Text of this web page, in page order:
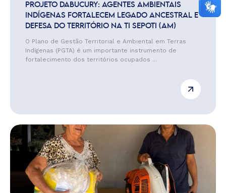
PROJETO DABUCURY: AGENTES AMBIENTAIS
INDÍGENAS FORTALECEM LEGADO ANCESTRAL E
DEFESA DO TERRITÓRIO NA TI SEPOTI (AM)
O Plano de Gestão Territorial e Ambiental em Terras
Indígenas (PGTA) é um importante instrumento de
fortalecimento dos territórios ocupados ...